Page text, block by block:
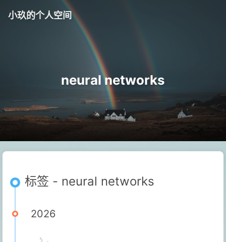
小玖的个人空间
neural networks
标签 - neural networks
2026